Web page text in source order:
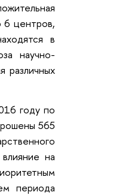
6 центров,
в
научно-
различных
году по
565
на
периода